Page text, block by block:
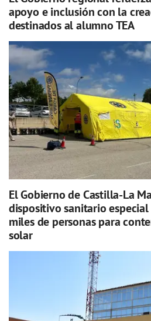
apoyo e inclusión con la
destinados al alumno TEA
El Gobierno de Castilla-La
dispositivo sanitario
miles de personas para
solar